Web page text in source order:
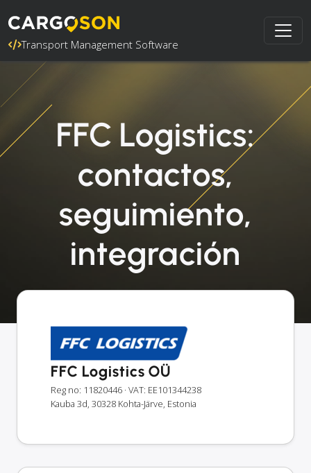
Transport Management Software
FFC Logistics:
contactos,
seguimiento,
integración
FFC Logistics OÜ
Reg no: 11820446 · VAT: EE101344238
Kauba 3d, 30328 Kohta-Järve, Estonia